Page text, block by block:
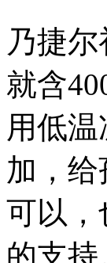
乃捷
就含
用低
加，
可以，
的支持